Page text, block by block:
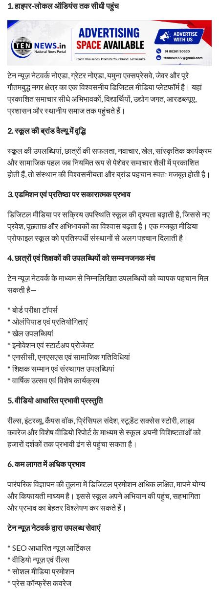
1. हाइपर-लोकल ऑडियंस तक सीधी पहुंच
टेन न्यूज़ नेटवर्क नोएडा, ग्रेटर नोएडा, यमुना एक्सप्रेसवे, जेवर और पूरे
गौतमबुद्ध नगर क्षेत्र का एक विश्वसनीय डिजिटल मीडिया प्लेटफॉर्म है। यहां
प्रकाशित समाचार सीधे अभिभावकों, विद्यार्थियों, उद्योग जगत, आरडब्ल्यूए,
प्रशासन और स्थानीय समाज तक पहुंचते हैं।
2. स्कूल की ब्रांड वैल्यू में वृद्धि
स्कूल की उपलब्धियां, छात्रों की सफलता, नवाचार, खेल, सांस्कृतिक कार्यक्रम
और सामाजिक पहल जब नियमित रूप से पेशेवर समाचार शैली में प्रकाशित
होती हैं, तो संस्थान की विश्वसनीयता और ब्रांड पहचान स्वतः मजबूत होती है।
3. एडमिशन एवं प्रतिष्ठा पर सकारात्मक प्रभाव
डिजिटल मीडिया पर सक्रिय उपस्थिति स्कूल की दृश्यता बढ़ाती है, जिससे नए
प्रवेश, पूछताछ और अभिभावकों का विश्वास बढ़ता है। एक मजबूत मीडिया
प्रोफाइल स्कूल को प्रतिस्पर्धी संस्थानों से अलग पहचान दिलाती है।
4. छात्रों एवं शिक्षकों की उपलब्धियों को सम्मानजनक मंच
टेन न्यूज़ नेटवर्क के माध्यम से निम्नलिखित उपलब्धियों को व्यापक पहचान मिल
सकती है—
* बोर्ड परीक्षा टॉपर्स
* ओलंपियाड एवं प्रतियोगिताएं
* खेल उपलब्धियां
* इनोवेशन एवं स्टार्टअप प्रोजेक्ट
* एनसीसी, एनएसएस एवं सामाजिक गतिविधियां
* शिक्षक सम्मान एवं संस्थागत उपलब्धियां
* वार्षिक उत्सव एवं विशेष कार्यक्रम
5. वीडियो आधारित प्रभावी प्रस्तुति
रील्स, इंटरव्यू, कैंपस वॉक, प्रिंसिपल संदेश, स्टूडेंट सक्सेस स्टोरी, लाइव
कवरेज और विशेष वीडियो रिपोर्ट के माध्यम से स्कूल अपनी विशिष्टताओं को
हजारों दर्शकों तक प्रभावी ढंग से पहुंचा सकता है।
6. कम लागत में अधिक प्रभाव
पारंपरिक विज्ञापन की तुलना में डिजिटल प्रमोशन अधिक लक्षित, मापने योग्य
और किफायती माध्यम है। इससे स्कूल अपने अभियान की पहुंच, सहभागिता
और प्रभाव का बेहतर विश्लेषण कर सकते हैं।
टेन न्यूज़ नेटवर्क द्वारा उपलब्ध सेवाएं
* SEO आधारित न्यूज़ आर्टिकल
* वीडियो न्यूज़ एवं रील्स
* सोशल मीडिया प्रमोशन
* प्रेस कॉन्फ्रेंस कवरेज